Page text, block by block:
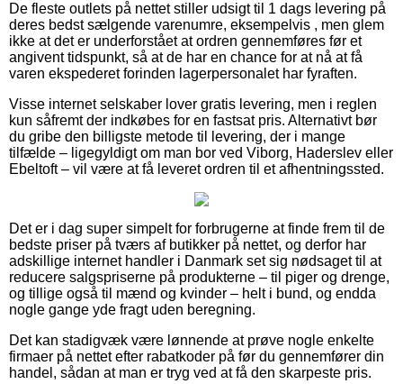
De fleste outlets på nettet stiller udsigt til 1 dags levering på
deres bedst sælgende varenumre, eksempelvis , men glem
ikke at det er underforstået at ordren gennemføres før et
angivent tidspunkt, så at de har en chance for at nå at få
varen ekspederet forinden lagerpersonalet har fyraften.
Visse internet selskaber lover gratis levering, men i reglen
kun såfremt der indkøbes for en fastsat pris. Alternativt bør
du gribe den billigste metode til levering, der i mange
tilfælde – ligegyldigt om man bor ved Viborg, Haderslev eller
Ebeltoft – vil være at få leveret ordren til et afhentningssted.
Det er i dag super simpelt for forbrugerne at finde frem til de
bedste priser på tværs af butikker på nettet, og derfor har
adskillige internet handler i Danmark set sig nødsaget til at
reducere salgspriserne på produkterne – til piger og drenge,
og tillige også til mænd og kvinder – helt i bund, og endda
nogle gange yde fragt uden beregning.
Det kan stadigvæk være lønnende at prøve nogle enkelte
firmaer på nettet efter rabatkoder på før du gennemfører din
handel, sådan at man er tryg ved at få den skarpeste pris.